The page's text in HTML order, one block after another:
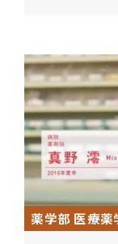
薬学部 医療薬